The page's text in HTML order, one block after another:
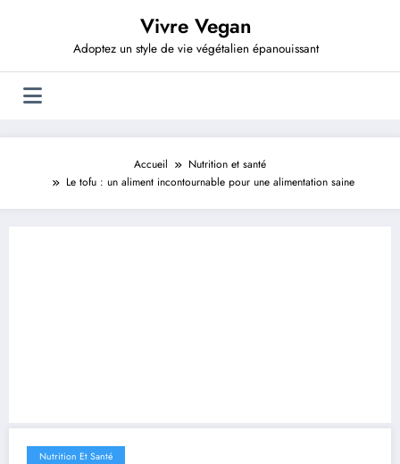
Vivre Vegan
Adoptez un style de vie végétalien épanouissant
Accueil
Nutrition et santé
Le tofu : un aliment incontournable pour une alimentation saine
Nutrition Et Santé